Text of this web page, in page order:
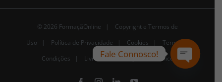
© 2026 FormaçãOnline |
Copyright e Termos de
Uso | Política de Privacidade | Cookies |
Termos e
Condições |
Livro de Reclamações Eletrónico
Fale Connosco!